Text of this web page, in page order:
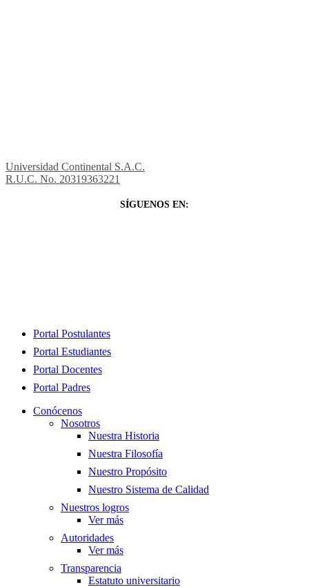
Universidad Continental S.A.C.
R.U.C. No. 20319363221
SÍGUENOS EN:
Close
Portal Postulantes
Portal Estudiantes
Portal Docentes
Portal Padres
Conócenos
Nosotros
Nuestra Historia
Nuestra Filosofía
Nuestro Propósito
Nuestro Sistema de Calidad
Nuestros logros
Ver más
Autoridades
Ver más
Transparencia
Estatuto universitario